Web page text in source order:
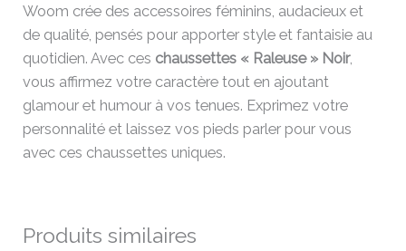
Woom crée des accessoires féminins, audacieux et
de qualité, pensés pour apporter style et fantaisie au
quotidien. Avec ces chaussettes « Raleuse » Noir,
vous affirmez votre caractère tout en ajoutant
glamour et humour à vos tenues. Exprimez votre
personnalité et laissez vos pieds parler pour vous
avec ces chaussettes uniques.
Produits similaires